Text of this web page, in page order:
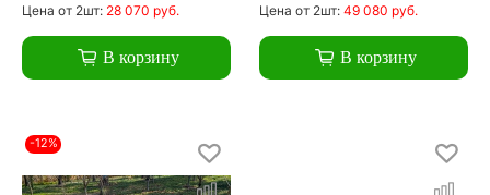
Цена от 2шт: 28 070 руб.
В корзину
Цена от 2шт: 49 080 руб.
В корзину
-12%